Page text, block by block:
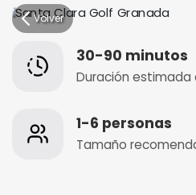
Volver
30-90 minutos
Duración estimada
1-6 personas
Tamaño